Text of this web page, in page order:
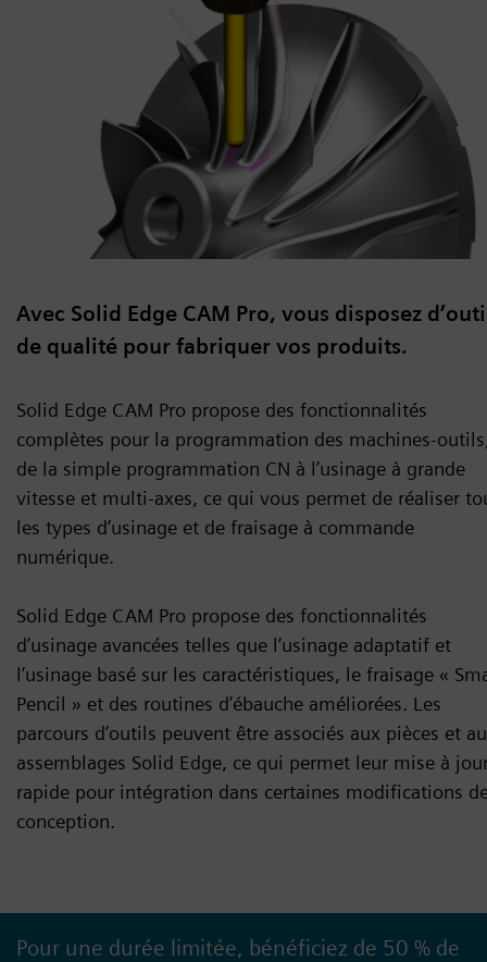
Avec Solid Edge CAM Pro, vous disposez
de qualité pour fabriquer vos produits.
Solid Edge CAM Pro propose des fonctionnalités
complètes pour la programmation des machines-
de la simple programmation CN à l’usinage à grande
vitesse et multi-axes, ce qui vous permet de réaliser
les types d’usinage et de fraisage à commande
numérique.
Solid Edge CAM Pro propose des fonctionnalités
d’usinage avancées telles que l’usinage adaptatif et
l’usinage basé sur les caractéristiques, le fraisage «
Pencil » et des routines d’ébauche améliorées. Les
parcours d’outils peuvent être associés aux pièces et
assemblages Solid Edge, ce qui permet leur mise à
rapide pour intégration dans certaines modifications
conception.
Pour une durée limitée, bénéficiez de 50 % de